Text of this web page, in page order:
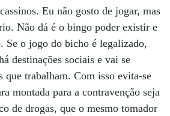
Eu não gosto de jogar, mas
Não dá é o bingo poder existir e
Se o jogo do bicho é legalizado,
destinações sociais e vai se
que trabalham. Com isso evita-se
montada para a contravenção seja
de drogas, que o mesmo tomador